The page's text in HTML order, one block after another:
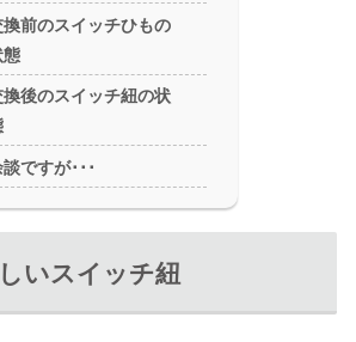
換前のスイッチひもの
態
換後のスイッチ紐の状
談ですが･･･
いスイッチ紐